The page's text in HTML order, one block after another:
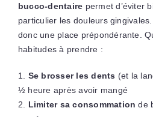
bucco-dentaire permet d’éviter
particulier les douleurs
donc une place prépondérante.
habitudes à prendre :
1. Se brosser les dents (et la
½ heure après avoir mangé
2. Limiter sa consommation de